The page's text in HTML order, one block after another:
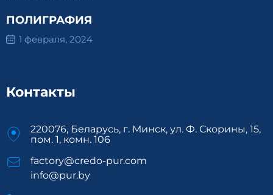
ПОЛИГРАФИЯ
1 февраля, 2024
Контакты
220076, Беларусь, г. Минск, ул. Ф. Скорины, 15,
пом. 1, комн. 106
factory@credo-pur.com
info@pur.by